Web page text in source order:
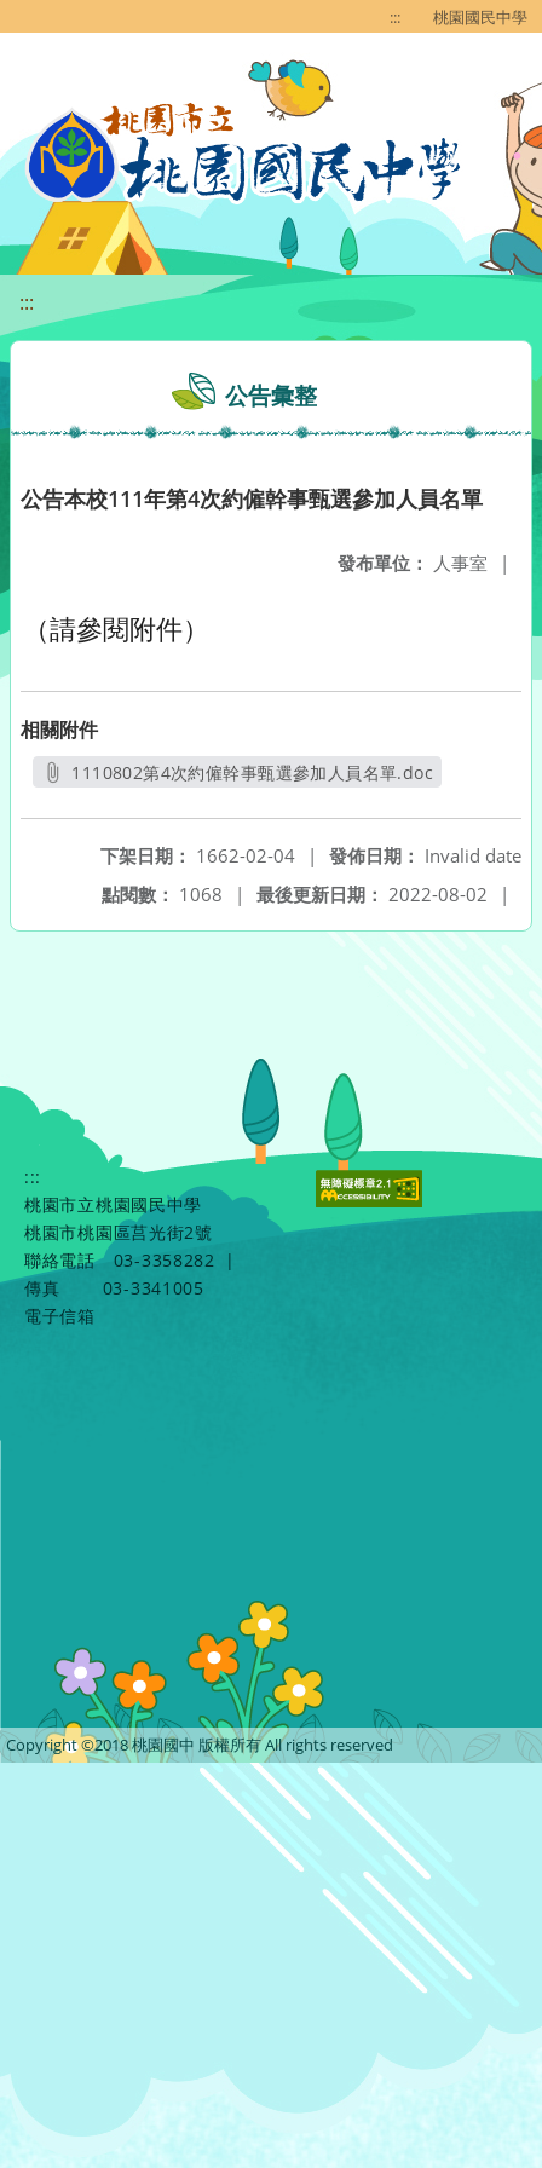
::: 桃園國民中學
:::
公告彙整
公告本校111年第4次約僱幹事甄選參加人員名單
發布單位： 人事室 |
（請參閱附件）
相關附件
1110802第4次約僱幹事甄選參加人員名單.doc
發佈日期： Invalid date
下架日期： 1662-02-04
|
最後更新日期： 2022-08-02 |
點閱數： 1068 |
:::
桃園市立桃園國民中學
桃園市桃園區莒光街2號
聯絡電話
03-3358282
|
傳真
03-3341005
電子信箱
Copyright ©2018 桃園國中 版權所有 All rights reserved